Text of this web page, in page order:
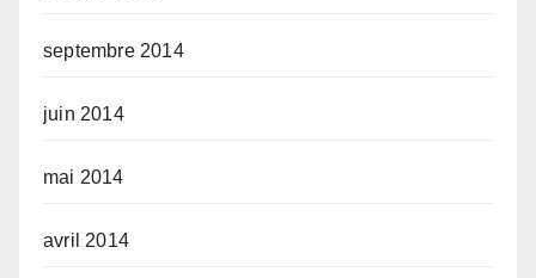
septembre 2014
juin 2014
mai 2014
avril 2014